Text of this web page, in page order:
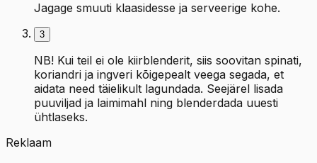
Jagage smuuti klaasidesse ja serveerige kohe.
3
NB! Kui teil ei ole kiirblenderit, siis soovitan spinati,
koriandri ja ingveri kõigepealt veega segada, et
aidata need täielikult lagundada. Seejärel lisada
puuviljad ja laimimahl ning blenderdada uuesti
ühtlaseks.
Reklaam